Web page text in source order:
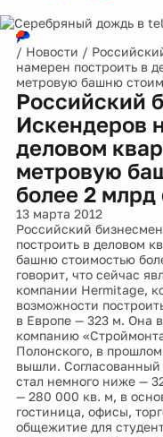
/ Новости /
намерен построить в
метровую башню
Российский
Искендеров
деловом
метровую
более 2 млрд
13 марта 2012
Российский
построить в деловом
башню стоимостью
говорит, что сейчас
компании Hermitage,
возможности
в Европе — 323 м. Она
компанию
Полонского, в
вышли.
стал немного ниже —
— 280 000 кв. м, в
гостиница, офисы,
общежитие для